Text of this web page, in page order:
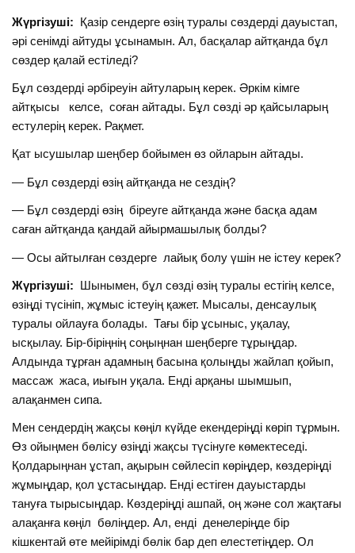
Жүргізуші: Қазір сендерге өзің туралы сөздерді дауыстап,
әрі сенімді айтуды ұсынамын. Ал, басқалар айтқанда бұл
сөздер қалай естіледі?
Бұл сөздерді әрбіреуін айтуларың керек. Әркім кімге
айтқысы келсе, соған айтады. Бұл сөзді әр қайсыларың
естулерің керек. Рақмет.
Қат ысушылар шеңбер бойымен өз ойларын айтады.
— Бұл сөздерді өзің айтқанда не сездің?
— Бұл сөздерді өзің біреуге айтқанда және басқа адам
саған айтқанда қандай айырмашылық болды?
— Осы айтылған сөздерге лайық болу үшін не істеу керек?
Жүргізуші: Шынымен, бұл сөзді өзің туралы естігің келсе,
өзіңді түсініп, жұмыс істеуің қажет. Мысалы, денсаулық
туралы ойлауға болады. Тағы бір ұсыныс, уқалау,
ысқылау. Бір-біріңнің соңыңнан шеңберге тұрыңдар.
Алдында тұрған адамның басына қолыңды жайлап қойып,
массаж жаса, иығын уқала. Енді арқаны шымшып,
алақанмен сипа.
Мен сендердің жақсы көңіл күйде екендеріңді көріп тұрмын.
Өз ойыңмен бөлісу өзіңді жақсы түсінуге көмектеседі.
Қолдарыңнан ұстап, ақырын сөйлесіп көріңдер, көздеріңді
жұмыңдар, қол ұстасыңдар. Енді естіген дауыстарды
тануға тырысыңдар. Көздеріңді ашпай, оң және сол жақтағы
алақанға көңіл бөліңдер. Ал, енді денелеріңде бір
кішкентай өте мейірімді бөлік бар деп елестетіңдер. Ол